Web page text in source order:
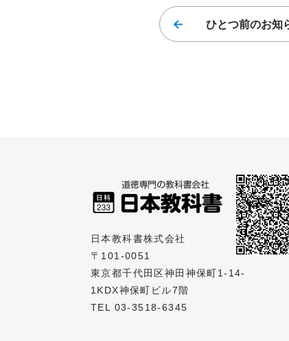
ひとつ前のお知
日本教科書株式会社
〒101-0051
東京都千代田区神田神保町1-14-
1KDX神保町ビル7階
TEL 03-3518-6345